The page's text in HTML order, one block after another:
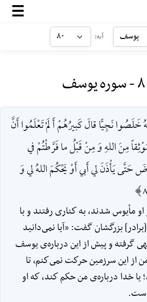
صفحه‌اصلی
ارتباط با ما
یوسف آیه: ۸۰
خَلَصُوا نَجِيًّا قالَ كَبيرُهُمْ أَ لَمْ تَعْلَمُوا أَنَّ
مِنَ اللهِ وَ مِنْ قَبْلُ ما فَرَّطْتُمْ في
يَأْذَنَ لي أَبي أَوْ يَحْكُمَ اللهُ لي وَ
او مأيوس شدند، به كنارى رفتند و با
بزرگشان گفت: «آيا نمى‌دانيد
گرفته و پيش از اين درباره‌ی يوسف
از اين سرزمين حركت نمى‌كنم، تا
يا خدا درباره‌ی من حكم كند، كه او